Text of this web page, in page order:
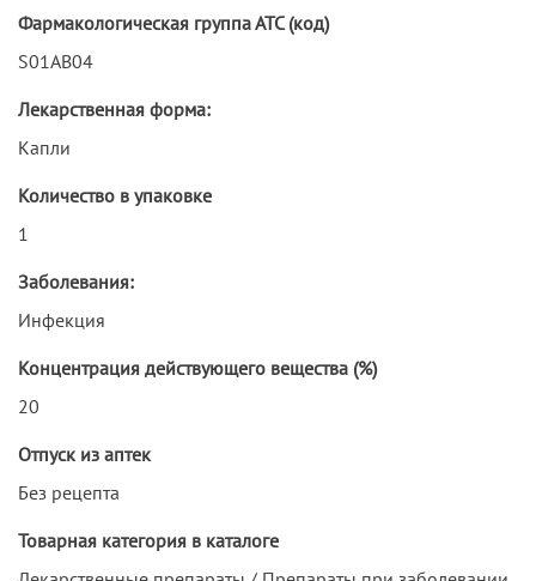
Фармакологическая группа АТС (код)
S01AB04
Лекарственная форма:
Капли
Количество в упаковке
1
Заболевания:
Инфекция
Концентрация действующего вещества (%)
20
Отпуск из аптек
Без рецепта
Товарная категория в каталоге